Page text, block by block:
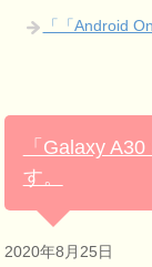
「「Android
「Galaxy
す。
2020年8月25日